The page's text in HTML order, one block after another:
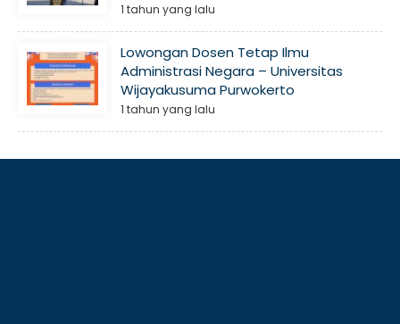
1 tahun yang lalu
Lowongan Dosen Tetap Ilmu
Administrasi Negara – Universitas
Wijayakusuma Purwokerto
1 tahun yang lalu